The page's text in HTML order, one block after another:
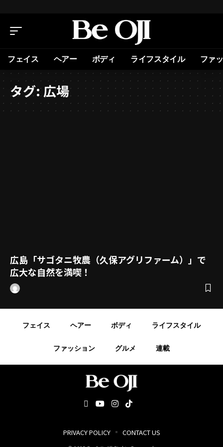
フェイス ヘアー ボディ ライフスタイル ファ
タグ:広場
広島「サゴタニ牧農（久保アグリファーム）」で
広大な自然を満喫！
フェイス ヘアー ボディ ライフスタイル
ファッション グルメ 連載
PRIVACY POLICY CONTACT US